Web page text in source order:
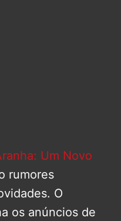
Um Novo
rumores
O
os anúncios de